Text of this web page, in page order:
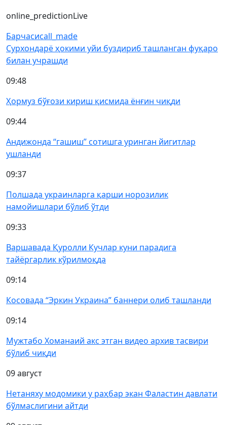
online_predictionLive
Барчасиcall_made
Сурхондарё ҳокими уйи буздириб ташланган фуқаро
билан учрашди
09:48
Ҳормуз бўғози кириш қисмида ёнғин чиқди
09:44
Андижонда “гашиш” сотишга уринган йигитлар
ушланди
09:37
Полшада украинларга қарши норозилик
намойишлари бўлиб ўтди
09:33
Варшавада Қуролли Кучлар куни парадига
тайёргарлик кўрилмоқда
09:14
Косовада “Эркин Украина” баннери олиб ташланди
09:14
Мужтабо Хоманаий акс этган видео архив тасвири
бўлиб чиқди
09 август
Нетаняху модомики у раҳбар экан Фаластин давлати
бўлмаслигини айтди